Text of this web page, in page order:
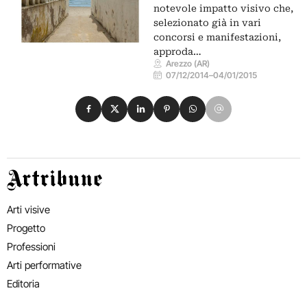
notevole impatto visivo che,
selezionato già in vari
concorsi e manifestazioni,
approda…
Arezzo (AR)
07/12/2014–04/01/2015
Condividi su Facebook
Condividi su X
Condividi su LinkedIn
Condividi su Pinterest
Condividi su WhatsApp
Condividi su Email
Artribune
Arti visive
Progetto
Professioni
Arti performative
Editoria